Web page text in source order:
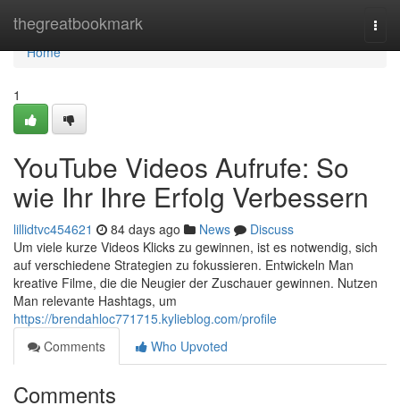
thegreatbookmark
Home
Home
1
YouTube Videos Aufrufe: So
wie Ihr Ihre Erfolg Verbessern
lillidtvc454621 84 days ago News
Discuss
Um viele kurze Videos Klicks zu gewinnen, ist es notwendig, sich
auf verschiedene Strategien zu fokussieren. Entwickeln Man
kreative Filme, die die Neugier der Zuschauer gewinnen. Nutzen
Man relevante Hashtags, um
https://brendahloc771715.kylieblog.com/profile
Comments
Who Upvoted
Comments